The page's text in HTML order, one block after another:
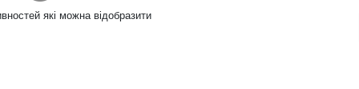
які можна відобразити